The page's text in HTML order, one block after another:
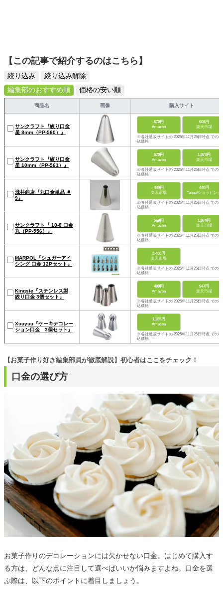
【この記事で紹介するのはこちら】
絞り込み
絞り込み解除
編集部のおすすめ順
価格の安い順
商品名 画像 購入サイト
サンクラフト『絞り口金
星 8mm（PP-560）』
570円
Amazon
606円
楽天市場
※各社通販サイトの 2025年11月25日時点 での税
込価格
サンクラフト『絞り口金
星 10mm（PP-561）』
570円
Amazon
1,074円
楽天市場
※各社通販サイトの 2025年11月25日時点 での税
込価格
浅井商店『丸口金単品 ＃
9』
440円
楽天市場
440円
Yahoo!ショッピング
※各社通販サイトの 2025年11月25日時点 での税
込価格
サンクラフト『 18-8 口金
丸（PP-556）』
569円
Amazon
1,074円
楽天市場
※各社通販サイトの 2025年11月25日時点 での税
込価格
MARPOL『シュガーアイ
シング 口金 12Pセット』
3,450円
楽天市場
※各社通販サイトの 2025年11月25日時点 での税
込価格
Kingsie『ステンレス製
絞り口金 3個セット』
499円
Amazon
947円
楽天市場
※各社通販サイトの 2025年11月25日時点 での税
込価格
Xuuyuu『ケーキデコレー
ション口金 3個セット』
1,265円
Amazon
※各社通販サイトの 2025年11月25日時点 での税
込価格
口金の選び方
【お菓子作り好き編集部員が徹底解説】初心者はここをチェック！
お菓子作りのデコレーションには欠かせない口金。はじめて購入す
る方は、どんな点に注目して選べばいいか悩みますよね。口金を選
ぶ際は、以下のポイントに着目しましょう。